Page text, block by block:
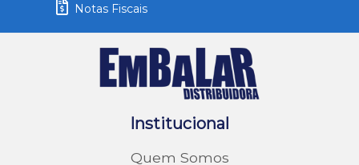
Notas Fiscais
Institucional
Quem Somos